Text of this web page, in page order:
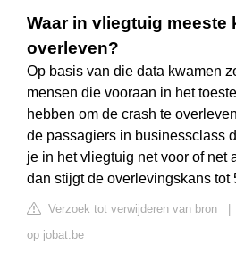
Waar in vliegtuig meeste
overleven?
Op basis van die data kwamen
mensen die vooraan in het
hebben om de crash te
de passagiers in businessclass
je in het vliegtuig net voor of net
dan stijgt de overlevingskans tot
Verzoek tot verwijderen van bron
op jobat.be